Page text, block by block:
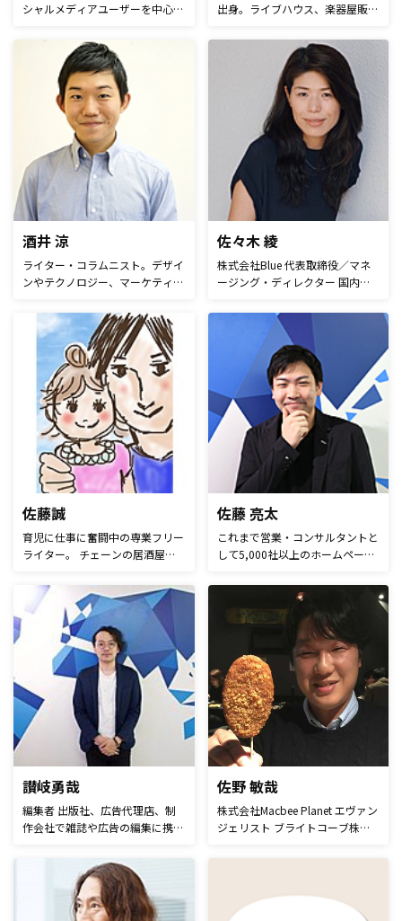
シャルメディアユーザーを中心と
援ツールを自社開発・運営してい
ます。 ソーシャルメディア上で
影響力を持つユーザーを活用した
情報拡散施策やマーケティング領
域における課題解決を得意として
おり、商品やサービスを生活者に
届けていくコミュニケーションシ
ナリオとスキームのご提案を行っ
ております。
出身。ライブハウス、楽器屋販売
て、2017年にフリーランスとし
て独立。音楽に関る記事の執筆や
プレイリスト作成などを中心に活
動中している。映画館でのポップ
コーンは、キャラメルよりもバタ
ーたっぷりの塩でお願いします。
酒井 涼
ライター・コラムニスト。デザイ
ンやテクノロジー、マーケティン
意。2016年からferretでも記事の
執筆を開始。
佐々木 綾
株式会社Blue 代表取締役／マネ
ージング・ディレクター 国内外
ンディング分野で、10年以上の
経験を持つ。 「おしゃれなブラ
ンド」ではなく、しっかりお金を
生み出すことのできる「独自性の
あるブランド」をもっと日本に増
やしたいという想いから、2016
年1月に株式会社Blueを設立。
現在は、スタートアップ企業や大
手代理店などを対象に、マーケテ
ィング及びブランディング戦略の
立案から実施支援を主に行ってい
る。
佐藤誠
育児に仕事に奮闘中の専業フリー
ライター。 チェーンの居酒屋か
食店舗の勤務経験を通じてマネジ
メントとマーケティングに目覚め
る。 ヒト・モノ・カネの管理を
徹底し、店長になったほとんどの
店舗で売上前年比130～150%を
達成していた。 現在は「伝え
る」をテーマに電子書籍作家とし
ても活躍中。 気さくなキャラク
ターのせいか、SNS上で初心者ラ
イターさんの悩み相談に乗ること
佐藤 亮太
これまで営業・コンサルタントと
して5,000社以上のホームページ
した。 その経験を活かし、読者
の方にとって役に立つ記事を執筆
します。
讃岐勇哉
編集者 出版社、広告代理店、制
作会社で雑誌や広告の編集に携わ
年、DeNA Games Tokyoの広報に
着任。広報やブランディング業務
などを担当し、オウンドメディア
の編集長も務める。現在はferret
佐野 敏哉
株式会社Macbee Planet エヴァン
ジェリスト ブライトコーブ株式
ビスをテレビ局や大手企業100社
リプションモデルへのビジネスチ
ェンジに見事に成功したアドビ